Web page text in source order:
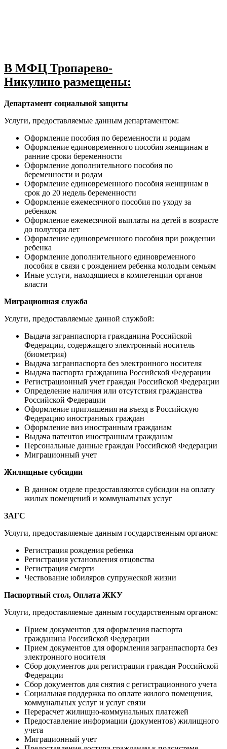
В МФЦ Тропарево-
Никулино размещены:
Департамент социальной защиты
Услуги, предоставляемые данным департаментом:
Оформление пособия по беременности и родам
Оформление единовременного пособия женщинам в
ранние сроки беременности
Оформление дополнительного пособия по
беременности и родам
Оформление единовременного пособия женщинам в
срок до 20 недель беременности
Оформление ежемесячного пособия по уходу за
ребенком
Оформление ежемесячной выплаты на детей в возрасте
до полутора лет
Оформление единовременного пособия при рождении
ребенка
Оформление дополнительного единовременного
пособия в связи с рождением ребенка молодым семьям
Иные услуги, находящиеся в компетенции органов
власти
Миграционная служба
Услуги, предоставляемые данной службой:
Выдача загранпаспорта гражданина Российской
Федерации, содержащего электронный носитель
(биометрия)
Выдача загранпаспорта без электронного носителя
Выдача паспорта гражданина Российской Федерации
Регистрационный учет граждан Российской Федерации
Определение наличия или отсутствия гражданства
Российской Федерации
Оформление приглашения на въезд в Российскую
Федерацию иностранных граждан
Оформление виз иностранным гражданам
Выдача патентов иностранным гражданам
Персональные данные граждан Российской Федерации
Миграционный учет
Жилищные субсидии
В данном отделе предоставляются субсидии на оплату
жилых помещений и коммунальных услуг
ЗАГС
Услуги, предоставляемые данным государственным органом:
Регистрация рождения ребенка
Регистрация установления отцовства
Регистрация смерти
Чествование юбиляров супружеской жизни
Паспортный стол, Оплата ЖКУ
Услуги, предоставляемые данным государственным органом:
Прием документов для оформления паспорта
гражданина Российской Федерации
Прием документов для оформления загранпаспорта без
электронного носителя
Сбор документов для регистрации граждан Российской
Федерации
Сбор документов для снятия с регистрационного учета
Социальная поддержка по оплате жилого помещения,
коммунальных услуг и услуг связи
Перерасчет жилищно-коммунальных платежей
Предоставление информации (документов) жилищного
учета
Миграционный учет